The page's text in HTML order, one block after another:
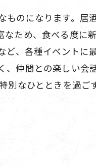
のになります。居
ため、食べる度に
、各種イベントに
仲間との楽しい会
別なひとときを過ご